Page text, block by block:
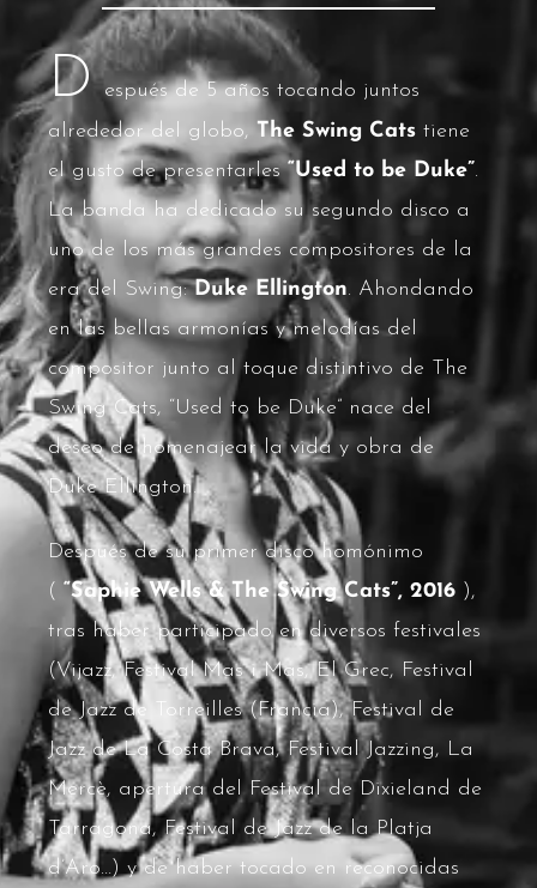
D espués de 5 años tocando juntos
alrededor del globo, The Swing Cats tiene
el gusto de presentarles“Used to be Duke”.
La banda ha dedicado su segundo disco a
uno de los más grandes compositores de la
era del Swing:Duke Ellington. Ahondando
en las bellas armonías y melodías del
compositor junto al toque distintivo de The
Swing Cats, “Used to be Duke” nace del
deseo de homenajear la vida y obra de
Duke Ellington.
Después de su primer disco homónimo
( “Saphie Wells & The Swing Cats”, 2016 ),
tras haber participado en diversos festivales
(Vijazz, Festival Mas i Mas, El Grec, Festival
de Jazz de Torreilles (Francia), Festival de
Jazz de La Costa Brava, Festival Jazzing, La
Mercè, apertura del Festival de Dixieland de
Tarragona, Festival de Jazz de la Platja
d’Aro…) y de haber tocado en reconocidas